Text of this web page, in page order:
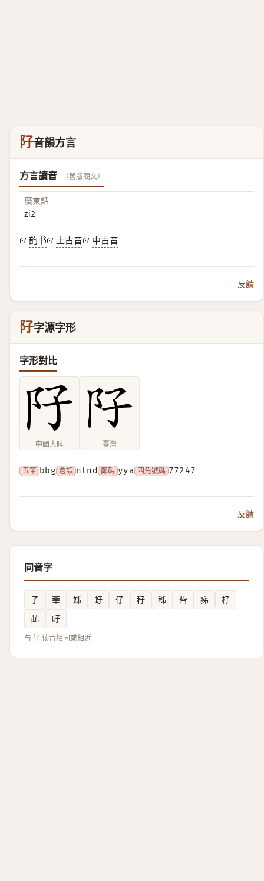
䦻音韻方言
方言讀音 （舊版簡文）
廣東話
zi2
韵书 上古音 中古音
反饋
䦻字源字形
字形對比
中國大陸 臺灣
五筆 bbg 倉頡 nlnd 鄭碼 yya 四角號碼 77247
反饋
同音字
子 䔂 姊 虸 仔 秄 秭 呰 㾅
杍
茈
㞨
与 䦻 读音相同或相近